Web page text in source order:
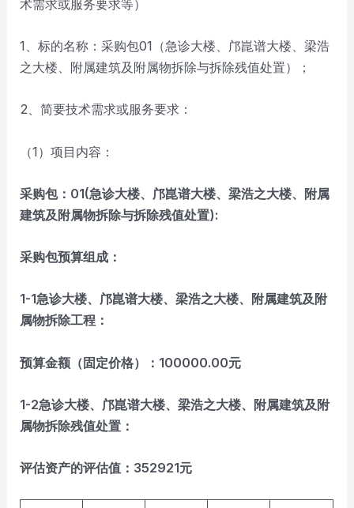
术需求或服务要求等）
1、标的名称：采购包01（急诊大楼、邝崑谱大楼、梁浩
之大楼、附属建筑及附属物拆除与拆除残值处置）；
2、简要技术需求或服务要求：
（1）项目内容：
采购包： 01(急诊大楼、邝崑谱大楼、梁浩之大楼、附属
建筑及附属物拆除与拆除残值处置):
采购包预算组成 ：
1-1急诊大楼、邝崑谱大楼、梁浩之大楼、附属建筑及附
属物拆除工程：
预算金额（固定价格）：100000.00元
1-2急诊大楼、邝崑谱大楼、梁浩之大楼、附属建筑及附
属物拆除残值处置：
评估资产的评估值：352921元